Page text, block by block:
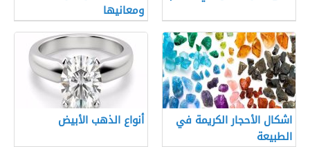
ومعانيها
اشكال الأحجار الكريمة في
الطبيعة
أنواع الذهب الأبيض